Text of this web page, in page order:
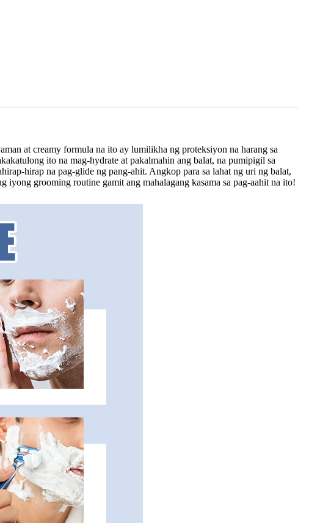
at creamy formula na ito ay lumilikha ng proteksiyon na harang sa
ito na mag-hydrate at pakalmahin ang balat, na pumipigil sa
hirap na pag-glide ng pang-ahit. Angkop para sa lahat ng uri ng balat,
grooming routine gamit ang mahalagang kasama sa pag-aahit na ito!